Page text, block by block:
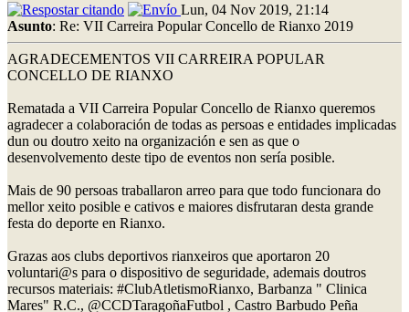
Lun, 04 Nov 2019, 21:14
Asunto: Re: VII Carreira Popular Concello de Rianxo 2019
AGRADECEMENTOS VII CARREIRA POPULAR
CONCELLO DE RIANXO
Rematada a VII Carreira Popular Concello de Rianxo queremos
agradecer a colaboración de todas as persoas e entidades implicadas
dun ou doutro xeito na organización e sen as que o
desenvolvemento deste tipo de eventos non sería posible.
Mais de 90 persoas traballaron arreo para que todo funcionara do
mellor xeito posible e cativos e maiores disfrutaran desta grande
festa do deporte en Rianxo.
Grazas aos clubs deportivos rianxeiros que aportaron 20
voluntari@s para o dispositivo de seguridade, ademais doutros
recursos materiais: #ClubAtletismoRianxo, Barbanza " Clinica
Mares" R.C., @CCDTaragoñaFutbol , Castro Barbudo Peña